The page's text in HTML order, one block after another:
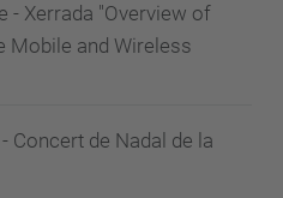
- Xerrada "Overview of
Mobile and Wireless
Concert de Nadal de la